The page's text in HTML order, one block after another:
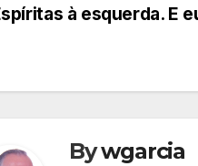
à esquerda. E
Bywgarcia